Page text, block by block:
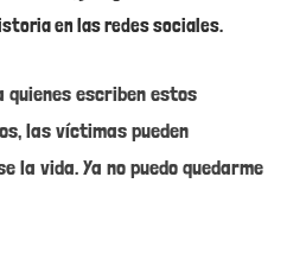
en las redes sociales.
quienes escriben estos
las víctimas pueden
la vida. Ya no puedo quedarme